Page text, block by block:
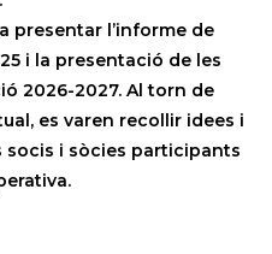
presentar l’informe de
i la presentació de les
2026-2027. Al torn de
es varen recollir idees i
i sòcies participants